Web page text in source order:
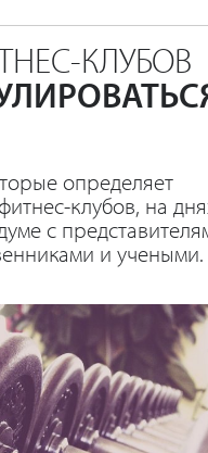
КЛУБОВ
определяет
клубов, на
с
и учеными.